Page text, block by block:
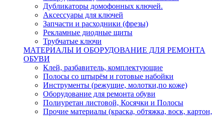
Дубликаторы домофонных ключей.
Аксессуары для ключей
Запчасти и расходники (фрезы)
Рекламные диодные щиты
Трубчатые ключи
МАТЕРИАЛЫ И ОБОРУДОВАНИЕ ДЛЯ РЕМОНТА
ОБУВИ
Клей, разбавитель, комплектующие
Полосы со штырём и готовые набойки
Инструменты (режущие, молотки,по коже)
Оборудование для ремонта обуви
Полиуретан листовой, Косячки и Полосы
Прочие материалы (краска, обтяжка, воск, картон,